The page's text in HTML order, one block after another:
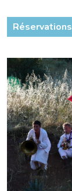
Réservations